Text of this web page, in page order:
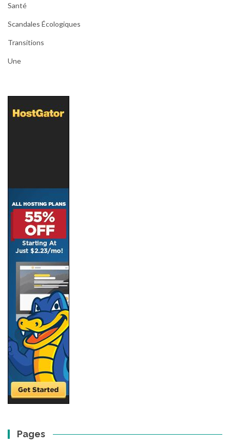
Santé
Scandales Écologiques
Transitions
Une
Pages